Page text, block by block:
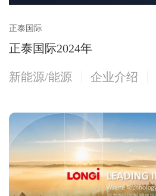
正泰国际
正泰国际2024年
新能源/能源 企业介绍